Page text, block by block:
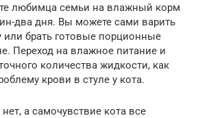
любимца семьи на влажный корм
два дня. Вы можете сами варить
брать готовые порционные
Переход на влажное питание и
количества жидкости, как
крови в стуле у кота.
а самочувствие кота все